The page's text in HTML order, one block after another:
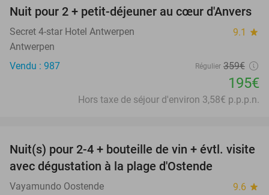
46%
Nuit pour 2 + petit-déjeuner au cœur d'Anvers
Secret 4-star Hotel Antwerpen 9.1 star
Antwerpen
Vendu : 987
Régulier 359€
195€
Hors taxe de séjour d'environ 3,58€ p.p.p.n.
46%
Nuit(s) pour 2-4 + bouteille de vin + évtl. visite
avec dégustation à la plage d'Ostende
Vayamundo Oostende 9.6 star